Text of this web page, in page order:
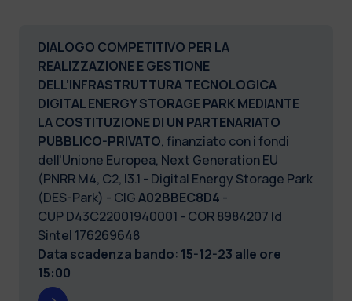
DIALOGO COMPETITIVO PER LA
REALIZZAZIONE E GESTIONE
DELL’INFRASTRUTTURA TECNOLOGICA
DIGITAL ENERGY STORAGE PARK MEDIANTE
LA COSTITUZIONE DI UN PARTENARIATO
PUBBLICO-PRIVATO, finanziato con i fondi
dell'Unione Europea, Next Generation EU
(PNRR M4, C2, I3.1 - Digital Energy Storage Park
(DES-Park) - CIGA02BBEC8D4 -
CUP D43C22001940001 - COR 8984207 Id
Sintel 176269648
Data scadenza bando: 15-12-23 alle ore
15:00